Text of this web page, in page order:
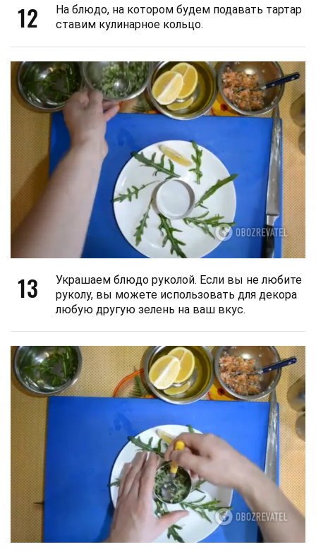
12
На блюдо, на котором будем подавать тартар
ставим кулинарное кольцо.
13
Украшаем блюдо руколой. Если вы не любите
руколу, вы можете использовать для декора
любую другую зелень на ваш вкус.